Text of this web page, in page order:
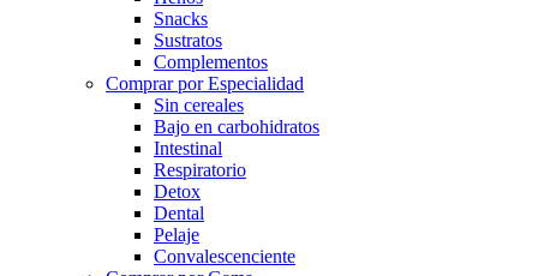
Snacks
Sustratos
Complementos
Comprar por Especialidad
Sin cereales
Bajo en carbohidratos
Intestinal
Respiratorio
Detox
Dental
Pelaje
Convalescenciente